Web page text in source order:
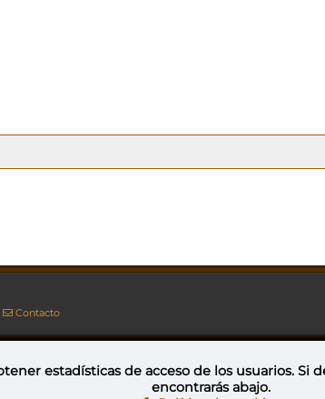
Contacto
está bajo una licencia de Creative Commons Reconocimiento-NoComercial-CompartirIgual 4.0
estadísticas de acceso de los usuarios. Si
encontrarás abajo.